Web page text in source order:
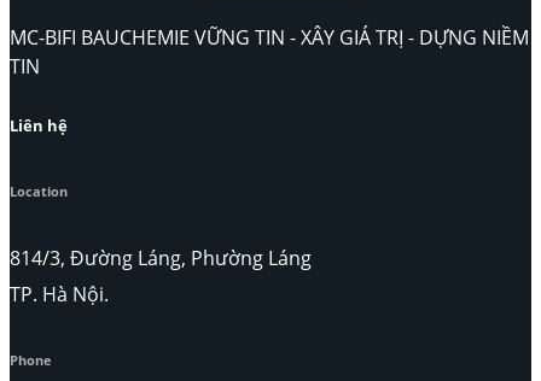
MC-BIFI BAUCHEMIE VỮNG TIN - XÂY GIÁ TRỊ - DỰNG NIỀM
TIN
Liên hệ
Location
814/3, Đường Láng, Phường Láng
TP. Hà Nội.
Phone